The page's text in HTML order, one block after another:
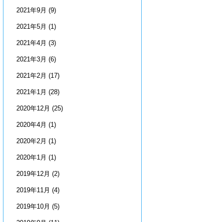
2021年9月 (9)
2021年5月 (1)
2021年4月 (3)
2021年3月 (6)
2021年2月 (17)
2021年1月 (28)
2020年12月 (25)
2020年4月 (1)
2020年2月 (1)
2020年1月 (1)
2019年12月 (2)
2019年11月 (4)
2019年10月 (5)